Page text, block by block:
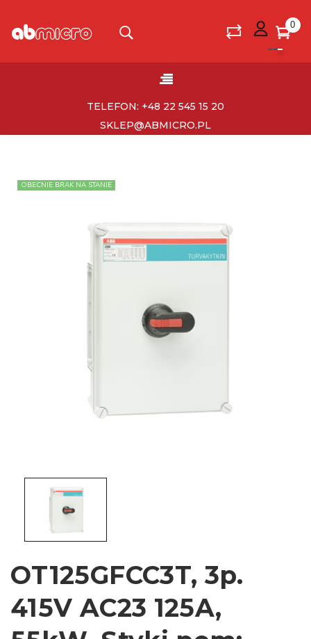
0
Toggle
☰
TELEFON: +48 22 545 15 20
SKLEP@ABMICRO.PL
OBECNIE BRAK NA STANIE
OT125GFCC3T, 3p.
415V AC23 125A,